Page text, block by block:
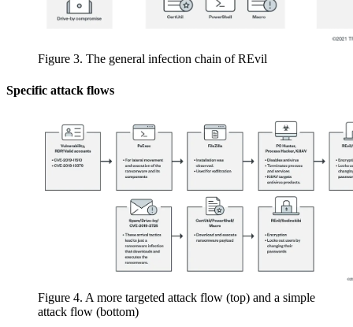
Figure 3. The general infection chain of REvil
Specific attack flows
Figure 4. A more targeted attack flow (top) and a simple
attack flow (bottom)